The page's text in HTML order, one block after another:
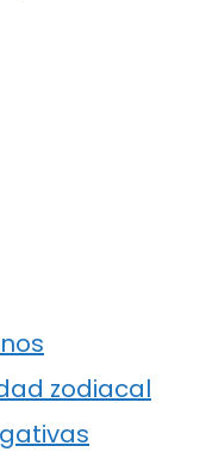
zodiacal